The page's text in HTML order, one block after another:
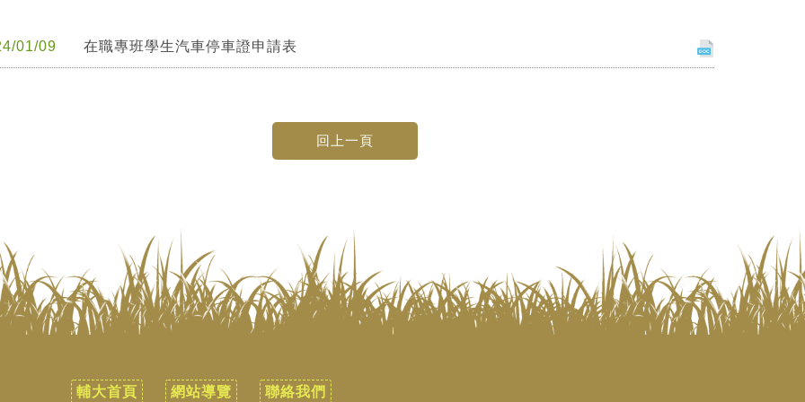
01/09 在職專班學生汽車停車證申請表
輔大首頁 網站導覽 聯絡我們